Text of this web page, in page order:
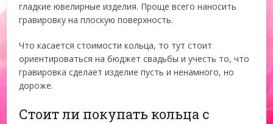
гладкие ювелирные изделия. Проще всего наносить
гравировку на плоскую поверхность.
Что касается стоимости кольца, то тут стоит
ориентироваться на бюджет свадьбы и учесть то, что
гравировка сделает изделие пусть и ненамного, но
дороже.
Стоит ли покупать кольца с